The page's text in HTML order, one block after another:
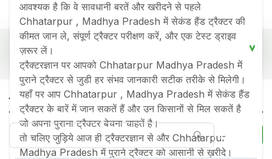
आवश्यक है कि वे सावधानी बरतें और खरीदने से पहले
Chhatarpur , Madhya Pradesh में सेकंड हैंड ट्रैक्टर की
कीमत जान ले, संपूर्ण ट्रैक्टर परीक्षण करें, और एक टेस्ट ड्राइव
ज़रूर लें।
ट्रैक्टरज्ञान पर आपको Chhatarpur Madhya Pradesh में
पुराने ट्रैक्टर से जुडी हर संभव जानकारी सटीक तरीके से मिलेगी।
यहाँ पर आप Chhatarpur , Madhya Pradesh में सेकंड हैंड
ट्रैक्टर के बारें में जान सकतें हैं और उन किसानों से मिल सकतें है
जो अपना पुराना ट्रैक्टर बेचना चाहतें है।
तो चलिए जुड़िये आज ही ट्रैक्टरज्ञान से और Chhatarpur
Madhya Pradesh में पुराने ट्रैक्टर को आसानी से ख़रीदे।
Chhatarpur, Madhya Pradesh में लोकप्रिय सेकेंड हैंड
Old Tractor Model Tractor HP Tractor Price
Massey ferguson 241 DI
Maha Shakti
Rs.360000 *
जानकारी अंतिम बार अपडेट हुई:7 Aug 2026
*कीमत राज्य के अनुसार बदल सकती है, अपने शहर की कीमत जानने के लिए देखें
Chhatarpur Madhya Pradesh में सेकेंड हैंड
ट्रैक्टर